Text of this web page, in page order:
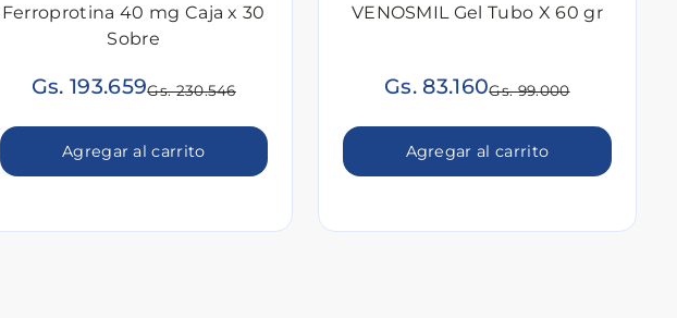
Ferroprotina 40 mg Caja x 30
Sobre
Gs. 193.659Gs. 230.546
Agregar al carrito
VENOSMIL Gel Tubo X 60 gr
Gs. 83.160Gs. 99.000
Agregar al carrito